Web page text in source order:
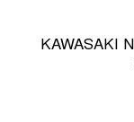
KAWASAKI